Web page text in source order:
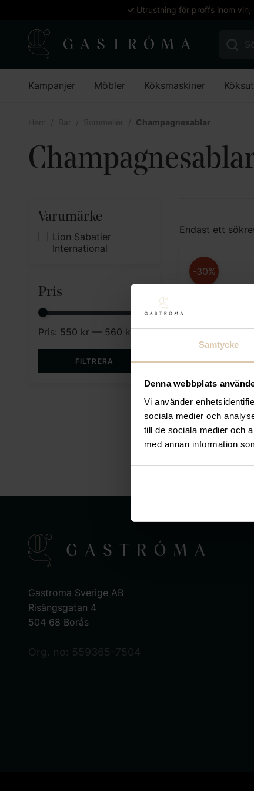
Samtycke
Denna webbplats
Vi använder
sociala medier och
till de sociala medier och
med annan information
Utrustning för proffs inom vin,
Sök
Kampanjer Möbler Köksmaskiner
Champagnesablar
Varumärke
Lion Sabatier
International
Pris
FILTRERA
Pris: 550 kr — 560 kr
Endast ett
-30%
Lion
”Laguiole”,
799,20kr
(Exkl.
Gastroma Sverige AB
Risängsgatan 4
504 68 Borås
Org. no: 559365-7504